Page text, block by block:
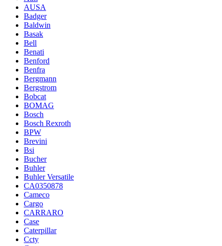
AUSA
Badger
Baldwin
Basak
Bell
Benati
Benford
Benfra
Bergmann
Bergstrom
Bobcat
BOMAG
Bosch
Bosch Rexroth
BPW
Brevini
Bsi
Bucher
Buhler
Buhler Versatile
CA0350878
Cameco
Cargo
CARRARO
Case
Caterpillar
Ccty